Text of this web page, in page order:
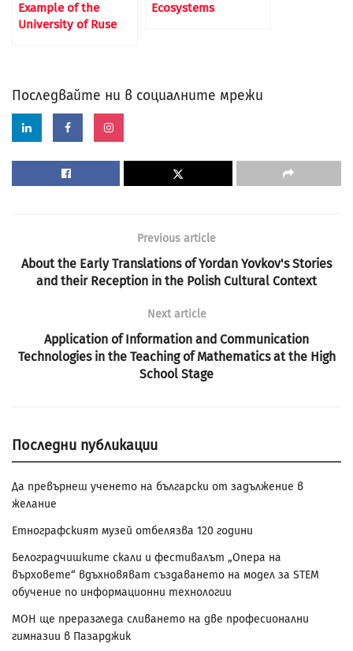
Example of the
University of Ruse
Ecosystems
Последвайте ни в социалните мрежи
Previous article
About the Early Translations of Yordan Yovkov's Stories
and their Reception in the Polish Cultural Context
Next article
Application of Information and Communication
Technologies in the Teaching of Mathematics at the High
School Stage
Последни публикации
Да превърнеш ученето на български от задължение в
желание
Етнографският музей отбелязва 120 години
Белоградчишките скали и фестивалът „Опера на
върховете“ вдъхновяват създаването на модел за STEM
обучение по информационни технологии
МОН ще преразгледа сливането на две професионални
гимназии в Пазарджик